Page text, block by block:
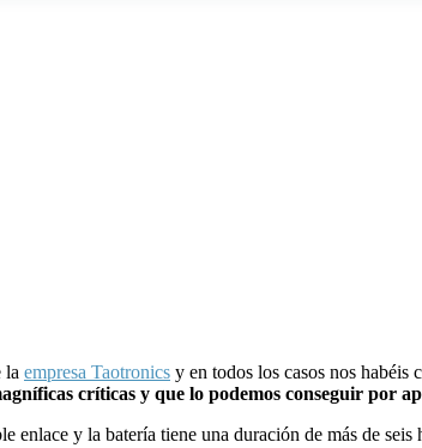
la empresa Taotronics y en todos los casos nos habéis
críticas y que lo podemos conseguir por
enlace y la batería tiene una duración de más de